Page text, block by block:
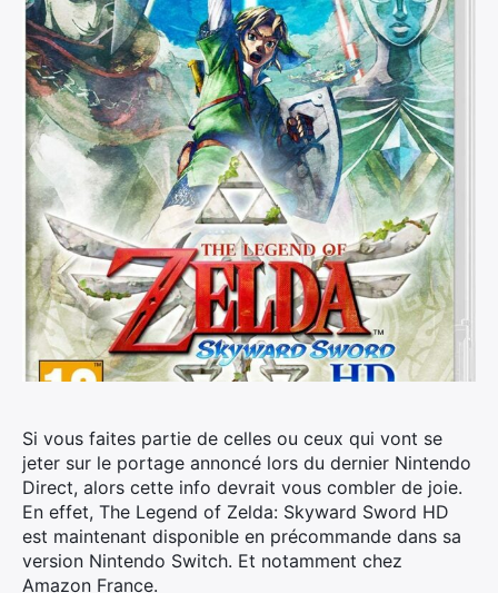
Si vous faites partie de celles ou ceux qui vont se
jeter sur le portage annoncé lors du dernier Nintendo
Direct, alors cette info devrait vous combler de joie.
En effet, The Legend of Zelda: Skyward Sword HD
est maintenant disponible en précommande dans sa
version Nintendo Switch. Et notamment chez
Amazon France.